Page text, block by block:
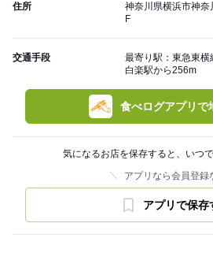
住所
神奈川県横浜市神
F
交通手段
最寄り駅：東急東
白楽駅から256m
食べログアプリで
気になるお店を保存すると、いつ
アプリなら会員登録
アプリで保存